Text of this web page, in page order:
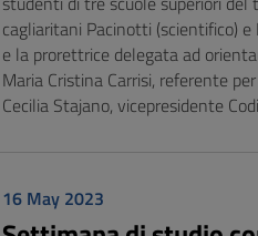
cagliaritani Pacinotti (scientifico)
e la prorettrice delegata ad
Maria Cristina Carrisi, referente
Cecilia Stajano, vicepresidente
16 May 2023